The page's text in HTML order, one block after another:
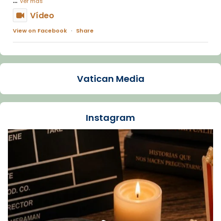
Vídeo
View on Facebook · Share
Arquebisbat de Barcelona
La Carmina va patir depressió. Fa gairebé
dos mesos, a l'Estadi Lluís Companys, la
Recupera l'entrevista comp
Vatican
tican News 👇
www.vaticannews.va/es/iglesia/news/2026-
07/carmina-historia-depresion-papa-viaje-
espana-testimoni...
Foto
Vatican Media
Instagram